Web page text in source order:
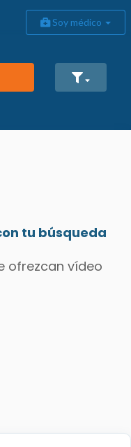
Soy médico
tu búsqueda
ofrezcan vídeo